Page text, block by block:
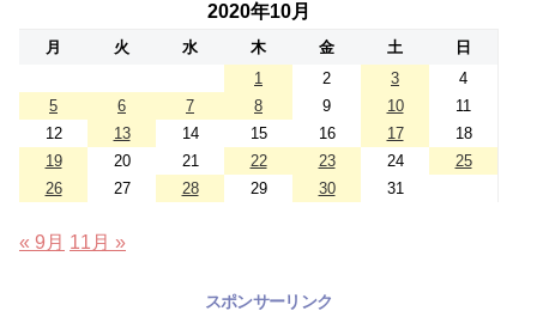
2020年10月
月 火 水 木 金 土
日
1
2 3
4
5
6 7 8 9 10
11
12
13 14 15 16 17
18
19
20 21 22 23 24
25
26
27 28 29 30 31
« 9月 11月 »
スポンサーリンク